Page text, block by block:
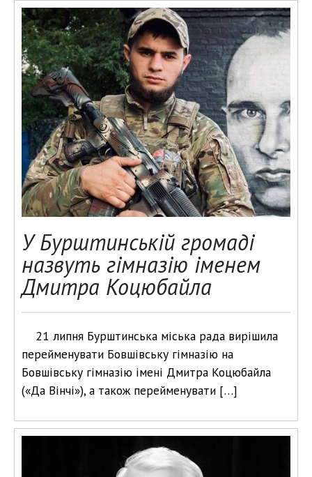
У Бурштинській громаді
назвуть гімназію іменем
Дмитра Коцюбайла
21 липня Бурштинська міська рада вирішила
перейменувати Бовшівську гімназію на
Бовшівську гімназію імені Дмитра Коцюбайла
(«Да Вінчі»), а також перейменувати […]